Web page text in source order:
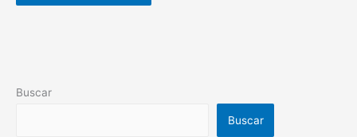
Buscar
Buscar